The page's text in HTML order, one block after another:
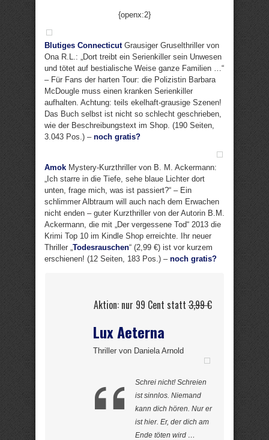
{openx:2}
Blutiges ConnecticutGrausiger Gruselthriller von
Ona R.L.: „Dort treibt ein Serienkiller sein Unwesen
und tötet auf bestialische Weise ganze Familien …“
– Für Fans der harten Tour: die Polizistin Barbara
McDougle muss einen kranken Serienkiller
aufhalten. Achtung: teils ekelhaft-grausige Szenen!
Das Buch selbst ist nicht so schlecht geschrieben,
wie der Beschreibungstext im Shop. (190 Seiten,
3.043 Pos.) – noch gratis?
Amok Mystery-Kurzthriller von B. M. Ackermann:
„Ich starre in die Tiefe, sehe blaue Lichter dort
unten, frage mich, was ist passiert?“ – Ein
schlimmer Albtraum will auch nach dem Erwachen
nicht enden – guter Kurzthriller von der Autorin B.M.
Ackermann, die mit „Der vergessene Tod“ 2013 die
Krimi Top 10 im Kindle Shop erreichte. Ihr neuer
Thriller „ Todesrauschen“ (2,99 €) ist vor kurzem
erschienen! (12 Seiten, 183 Pos.) – noch gratis?
Aktion: nur 99 Cent statt3,99 €
Lux Aeterna
Thriller von Daniela Arnold
Schrei nicht! Schreien
ist sinnlos. Niemand
kann dich hören. Nur er
ist hier. Er, der dich am
Ende töten wird …